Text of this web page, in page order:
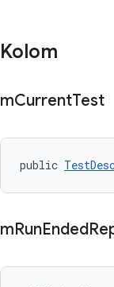
Kolom
mCurrentTest
public
mRunEnded